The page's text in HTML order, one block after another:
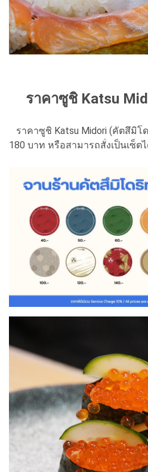
ราคาซูชิ Katsu
ราคาซูชิ Katsu Midori (คัตสึมิโ
180 บาท หรือสามารถสั่งเป็นเซ็ต